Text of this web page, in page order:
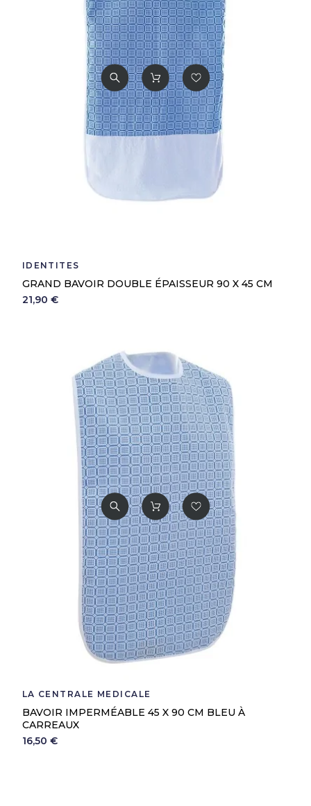
IDENTITÉS
GRAND BAVOIR DOUBLE ÉPAISSEUR 90 X 45 CM
21,90 €
LA CENTRALE MEDICALE
BAVOIR IMPERMÉABLE 45 X 90 CM BLEU À
CARREAUX
16,50 €